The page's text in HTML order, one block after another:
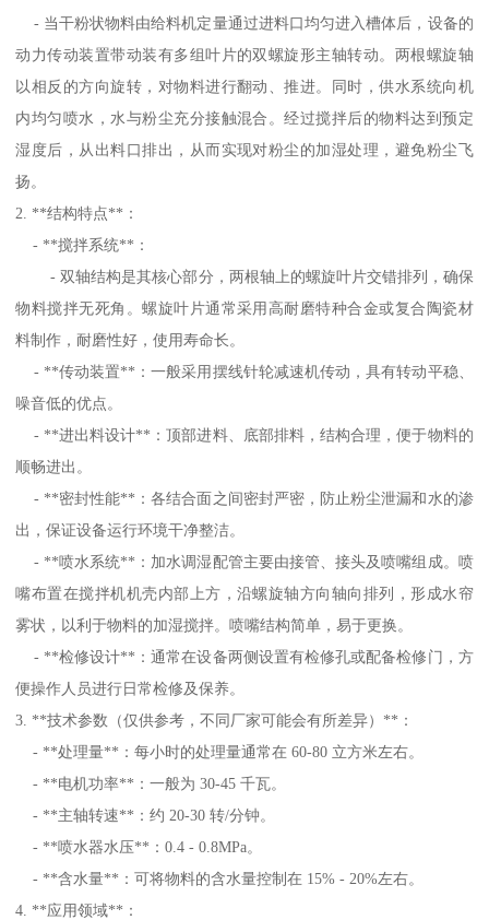
- 当干粉状物料由给料机定量通过进料口均匀进入槽体后，设备的
动力传动装置带动装有多组叶片的双螺旋形主轴转动。两根螺旋轴
以相反的方向旋转，对物料进行翻动、推进。同时，供水系统向机
内均匀喷水，水与粉尘充分接触混合。经过搅拌后的物料达到预定
湿度后，从出料口排出，从而实现对粉尘的加湿处理，避免粉尘飞
扬。
2. **结构特点**：
- **搅拌系统**：
- 双轴结构是其核心部分，两根轴上的螺旋叶片交错排列，确保
物料搅拌无死角。螺旋叶片通常采用高耐磨特种合金或复合陶瓷材
料制作，耐磨性好，使用寿命长。
- **传动装置**：一般采用摆线针轮减速机传动，具有转动平稳、
噪音低的优点。
- **进出料设计**：顶部进料、底部排料，结构合理，便于物料的
顺畅进出。
- **密封性能**：各结合面之间密封严密，防止粉尘泄漏和水的渗
出，保证设备运行环境干净整洁。
- **喷水系统**：加水调湿配管主要由接管、接头及喷嘴组成。喷
嘴布置在搅拌机机壳内部上方，沿螺旋轴方向轴向排列，形成水帘
雾状，以利于物料的加湿搅拌。喷嘴结构简单，易于更换。
- **检修设计**：通常在设备两侧设置有检修孔或配备检修门，方
便操作人员进行日常检修及保养。
3. **技术参数（仅供参考，不同厂家可能会有所差异）**：
- **处理量**：每小时的处理量通常在 60-80 立方米左右。
- **电机功率**：一般为 30-45 千瓦。
- **主轴转速**：约 20-30 转/分钟。
- **喷水器水压**：0.4 - 0.8MPa。
- **含水量**：可将物料的含水量控制在 15% - 20%左右。
4. **应用领域**：